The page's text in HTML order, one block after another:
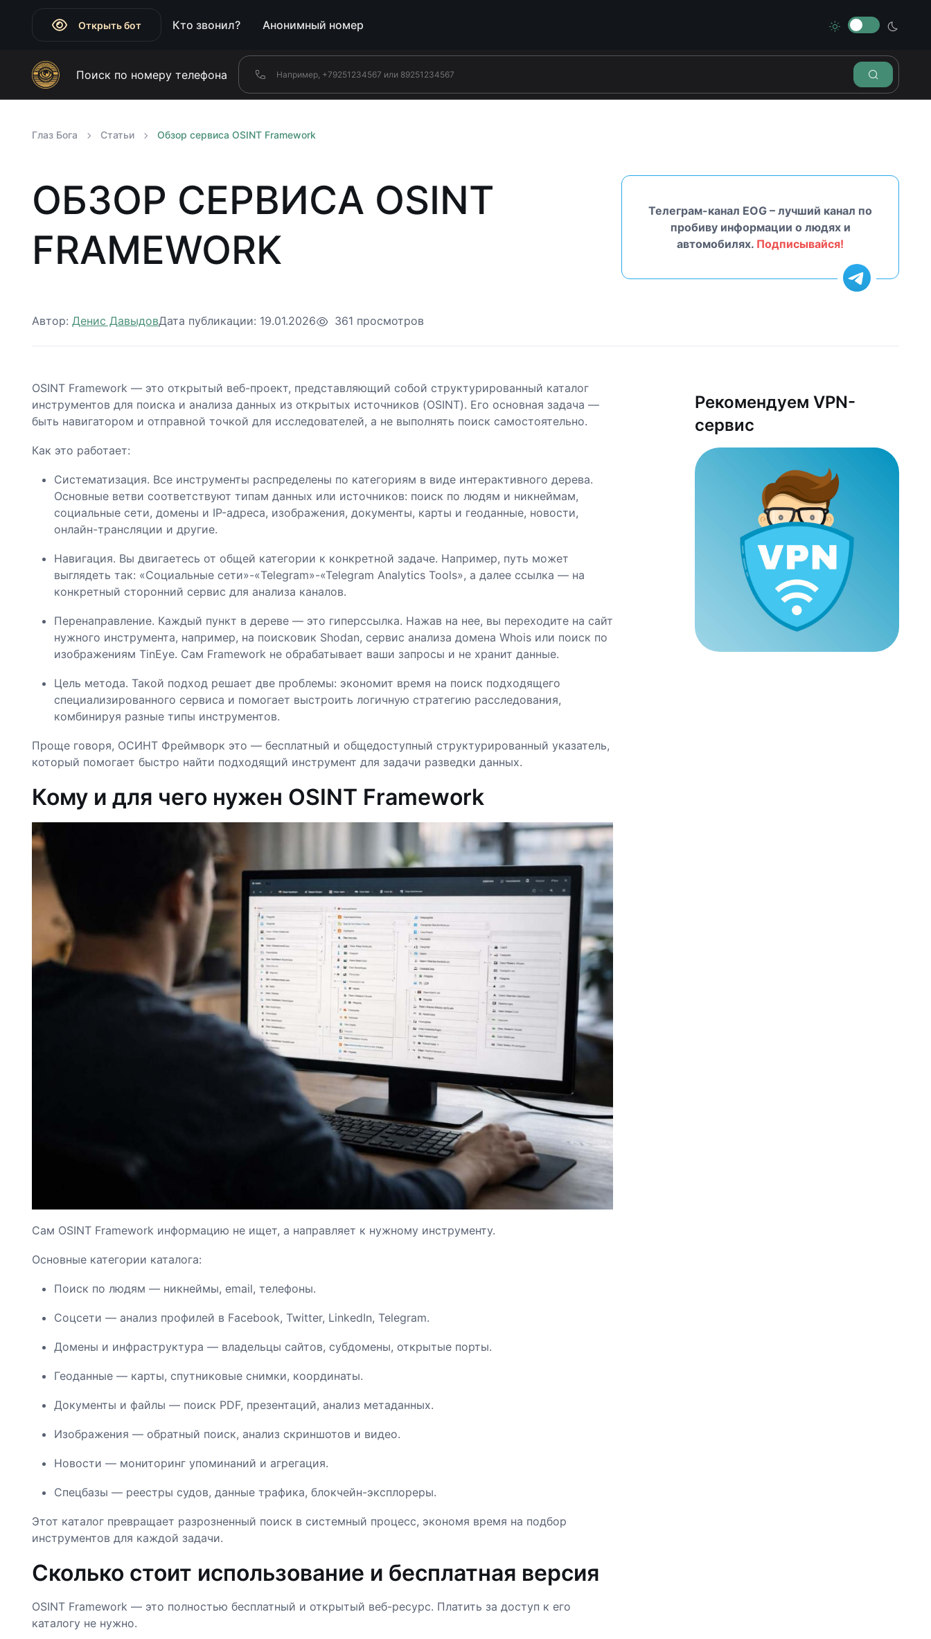
Открыть бот Кто звонил? Анонимный номер
Поиск по номеру телефона
Глаз Бога Статьи Обзор сервиса OSINT Framework
ОБЗОР СЕРВИСА OSINT
FRAMEWORK
Телеграм-канал EOG – лучший канал по
пробиву информации о людях и
автомобилях. Подписывайся!
Автор: Денис ДавыдовДата публикации: 19.01.2026 361 просмотров
OSINT Framework — это открытый веб-проект, представляющий собой структурированный каталог
инструментов для поиска и анализа данных из открытых источников (OSINT). Его основная задача —
быть навигатором и отправной точкой для исследователей, а не выполнять поиск самостоятельно.
Как это работает:
Систематизация. Все инструменты распределены по категориям в виде интерактивного дерева.
Основные ветви соответствуют типам данных или источников: поиск по людям и никнеймам,
социальные сети, домены и IP-адреса, изображения, документы, карты и геоданные, новости,
онлайн-трансляции и другие.
Навигация. Вы двигаетесь от общей категории к конкретной задаче. Например, путь может
выглядеть так: «Социальные сети»-«Telegram»-«Telegram Analytics Tools», а далее ссылка — на
конкретный сторонний сервис для анализа каналов.
Перенаправление. Каждый пункт в дереве — это гиперссылка. Нажав на нее, вы переходите на сайт
нужного инструмента, например, на поисковик Shodan, сервис анализа домена Whois или поиск по
изображениям TinEye. Сам Framework не обрабатывает ваши запросы и не хранит данные.
Цель метода. Такой подход решает две проблемы: экономит время на поиск подходящего
специализированного сервиса и помогает выстроить логичную стратегию расследования,
комбинируя разные типы инструментов.
Проще говоря, ОСИНТ Фреймворк это — бесплатный и общедоступный структурированный указатель,
который помогает быстро найти подходящий инструмент для задачи разведки данных.
Кому и для чего нужен OSINT Framework
Сам OSINT Framework информацию не ищет, а направляет к нужному инструменту.
Основные категории каталога:
Поиск по людям — никнеймы, email, телефоны.
Соцсети — анализ профилей в Facebook, Twitter, LinkedIn, Telegram.
Домены и инфраструктура — владельцы сайтов, субдомены, открытые порты.
Геоданные — карты, спутниковые снимки, координаты.
Документы и файлы — поиск PDF, презентаций, анализ метаданных.
Изображения — обратный поиск, анализ скриншотов и видео.
Новости — мониторинг упоминаний и агрегация.
Спецбазы — реестры судов, данные трафика, блокчейн-эксплореры.
Этот каталог превращает разрозненный поиск в системный процесс, экономя время на подбор
инструментов для каждой задачи.
Сколько стоит использование и бесплатная версия
OSINT Framework — это полностью бесплатный и открытый веб-ресурс. Платить за доступ к его
каталогу не нужно.
Рекомендуем VPN-
сервис